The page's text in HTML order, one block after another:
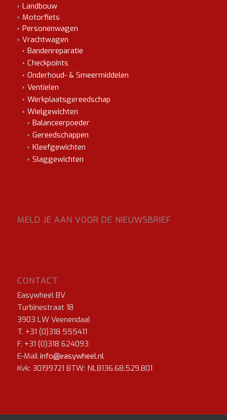
Landbouw
Motorfiets
Personenwagen
Vrachtwagen
Bandenreparatie
Checkpoints
Onderhoud- & Smeermiddelen
Ventielen
Werkplaatsgereedschap
Wielgewichten
Balanceerpoeder
Gereedschappen
Kleefgewichten
Slaggewichten
MELD JE AAN VOOR DE NIEUWSBRIEF
CONTACT
Easywheel BV
Turbinestraat 18
3903 LW Veenendaal
T. +31 (0)318 555411
F. +31 (0)318 624093
E-Mail info@easywheel.nl
Kvk: 30199721 BTW: NL8136.68.529.B01